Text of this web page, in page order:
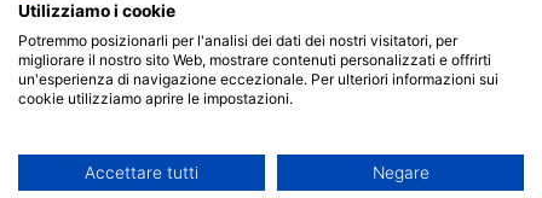
Utilizziamo i cookie
Potremmo posizionarli per l'analisi dei dati dei nostri visitatori, per
migliorare il nostro sito Web, mostrare contenuti personalizzati e offrirti
un'esperienza di navigazione eccezionale. Per ulteriori informazioni sui
cookie utilizziamo aprire le impostazioni.
Accettare tutti Negare